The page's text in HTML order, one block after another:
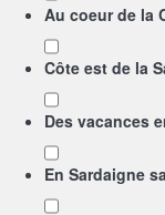
Au coeur de la
Côte est de la
Des vacances
En Sardaigne